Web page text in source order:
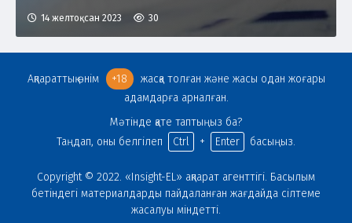
14 желтоқсан 2023 30
Copyright © 2022. «Insight-EL» ақпарат агенттігі. Басылым
бетіндегі материалдарды пайдаланған жағдайда сілтеме
жасалуы міндетті.
Ақпараттық өнім +18
жасқа толған және жасы одан жоғары
адамдарға арналған.
Мәтінде қате таптыңыз ба?
Таңдап, оны белгілеп
Ctrl + Enter басыңыз.